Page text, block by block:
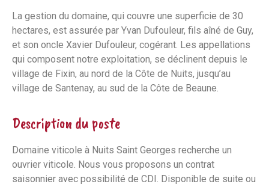
La gestion du domaine, qui couvre une superficie de 30
hectares, est assurée par Yvan Dufouleur, fils aîné de Guy,
et son oncle Xavier Dufouleur, cogérant. Les appellations
qui composent notre exploitation, se déclinent depuis le
village de Fixin, au nord de la Côte de Nuits, jusqu’au
village de Santenay, au sud de la Côte de Beaune.
Description du poste
Domaine viticole à Nuits Saint Georges recherche un
ouvrier viticole. Nous vous proposons un contrat
saisonnier avec possibilité de CDI. Disponible de suite ou